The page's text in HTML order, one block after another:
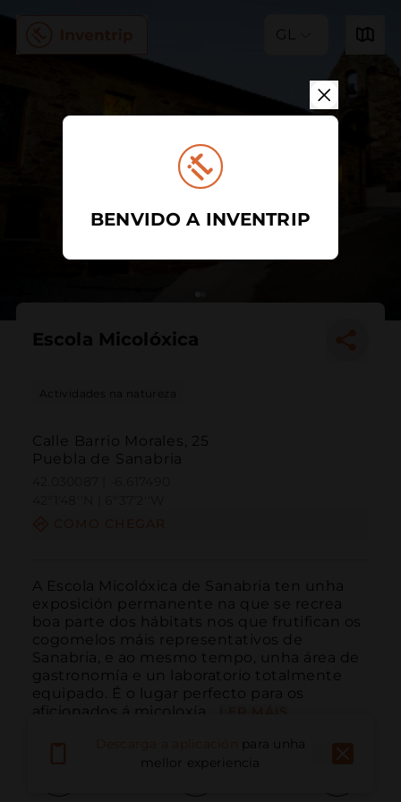
GL
Escola Micolóxica
Actividades na natureza
Calle Barrio Morales, 25
Puebla de Sanabria
A Escola Micolóxica de Sanabria ten unha
exposición permanente na que se recrea
boa parte dos hábitats nos que frutifican os
cogomelos máis representativos de
Sanabria, e ao mesmo tempo, unha área de
gastronomía e un laboratorio totalmente
equipado. É o lugar perfecto para os
aficionados á micoloxía...
para unha
mellor experiencia
BENVIDO A INVENTRIP